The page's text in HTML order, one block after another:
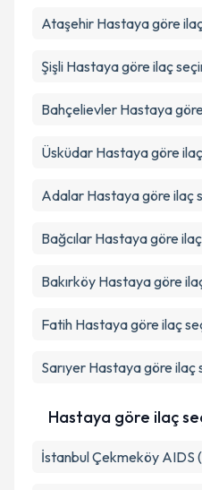
Takvim
Ataşehir Hastaya göre
Şişli Hastaya göre ilaç
Bahçelievler Hastaya
Üsküdar Hastaya göre
Adalar Hastaya göre ilaç
Bağcılar Hastaya göre
Bakırköy Hastaya göre
Fatih Hastaya göre ilaç
Sarıyer Hastaya göre ilaç
Hastaya göre ilaç
İstanbul Çekmeköy AIDS